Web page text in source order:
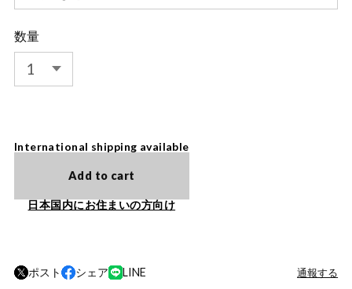
数量
International shipping available
Add to cart
日本国内にお住まいの方向け
ポスト シェア LINE 通報する